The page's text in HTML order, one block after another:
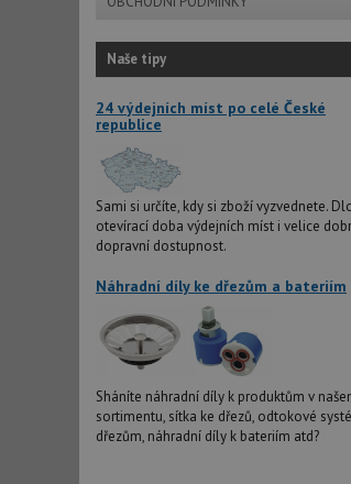
Naše tipy
24 výdejních míst po celé České
republice
Sami si určíte, kdy si zboží vyzvednete.
otevírací doba výdejních míst i velice
dopravní dostupnost.
Náhradní díly ke dřezům a bateriím
Sháníte náhradní díly k produktům v
sortimentu, sítka ke dřezů, odtokové
dřezům, náhradní díly k bateriím atd?